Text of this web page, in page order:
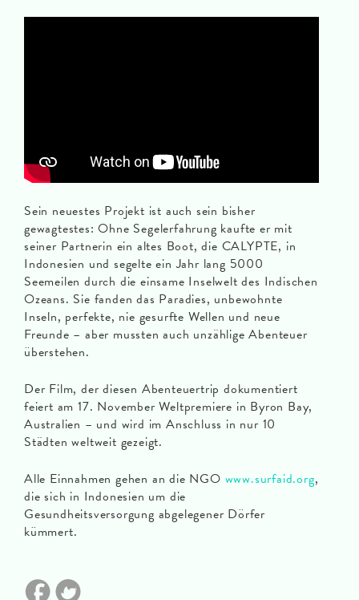
Sein neuestes Projekt ist auch sein bisher
gewagtestes: Ohne Segelerfahrung kaufte er mit
seiner Partnerin ein altes Boot, die CALYPTE, in
Indonesien und segelte ein Jahr lang 5000
Seemeilen durch die einsame Inselwelt des Indischen
Ozeans. Sie fanden das Paradies, unbewohnte
Inseln, perfekte, nie gesurfte Wellen und neue
Freunde – aber mussten auch unzählige Abenteuer
überstehen.
Der Film, der diesen Abenteuertrip dokumentiert
feiert am 17. November Weltpremiere in Byron Bay,
Australien – und wird im Anschluss in nur 10
Städten weltweit gezeigt.
Alle Einnahmen gehen an die NGO www.surfaid.org,
die sich in Indonesien um die
Gesundheitsversorgung abgelegener Dörfer
kümmert.